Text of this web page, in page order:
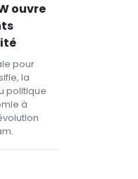
ouvre
pour
la
politique
à